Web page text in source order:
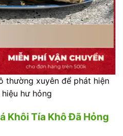
thường xuyên để phát hiện
hư hỏng
Khôi Tía Khô Đã Hỏng